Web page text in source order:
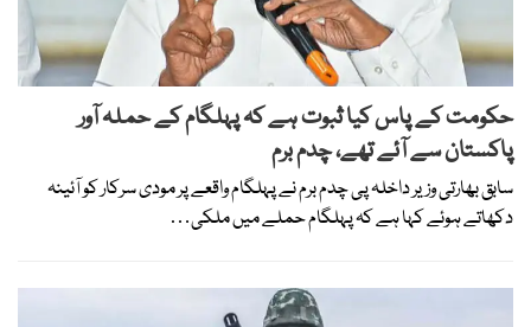
حکومت کے پاس کیا ثبوت ہے کہ پہلگام کے حملہ آور
پاکستان سے آئے تھے، چدم برم
سابق بھارتی وزیر داخلہ پی چدم برم نے پہلگام واقعے پر مودی سرکار کو آئینہ
دکھاتے ہوئے کہا ہے کہ پہلگام حملے میں ملکی…